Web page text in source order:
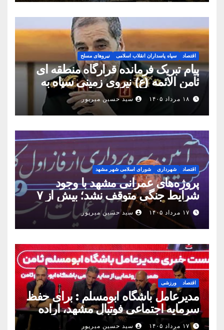
اقتصاد سپاه پاسداران انقلاب اسلامی نیروهای مسلح
پیام تبریک فرمانده قرارگاه منطقه ای
ثامن الائمه (ع) نیروی زمینی سپاه به
مناسبت روز خبرنگار
۱۸ مرداد ۱۴۰۵ سید حسین میرپور
اقتصاد شهرداری شورای اسلامی شهر مشهد
پروژه‌های عمرانی مشهد با وجود
شرایط جنگی متوقف نشد؛ بیش از ۷
همت پروژه در ۱۶۰ روز به بهره‌برداری
رسید
۱۷ مرداد ۱۴۰۵ سید حسین میرپور
اقتصاد ورزشی
مدیرعامل باشگاه ابومسلم : برای حفظ
سرمایه اجتماعی فوتبال مشهد، اراده
مشترک استان شکل بگیرد
۱۷ مرداد ۱۴۰۵ سید حسین میرپور